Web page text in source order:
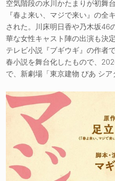
空気階段の水川かたまりが初舞
『春よ来い、マジで来い』の全
された。川床明日香や乃木坂46
華な女性キャスト陣の出演も決
テレビ小説『ブギウギ』の作者
春小説を舞台化したもので、
で、新劇場「東京建物 ぴあ シア